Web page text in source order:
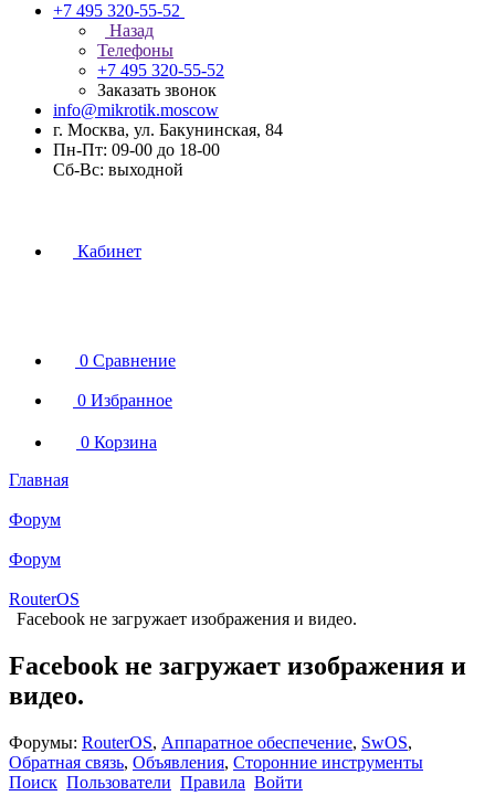
+7 495 320-55-52
Назад
Телефоны
+7 495 320-55-52
Заказать звонок
info@mikrotik.moscow
г. Москва, ул. Бакунинская, 84
Пн-Пт: 09-00 до 18-00
Сб-Вс: выходной
Кабинет
0 Сравнение
0 Избранное
0 Корзина
Главная
Форум
Форум
RouterOS
Facebook не загружает изображения и видео.
Facebook не загружает изображения и
видео.
Форумы: RouterOS, Аппаратное обеспечение, SwOS,
Обратная связь, Объявления, Сторонние инструменты
Поиск Пользователи Правила Войти